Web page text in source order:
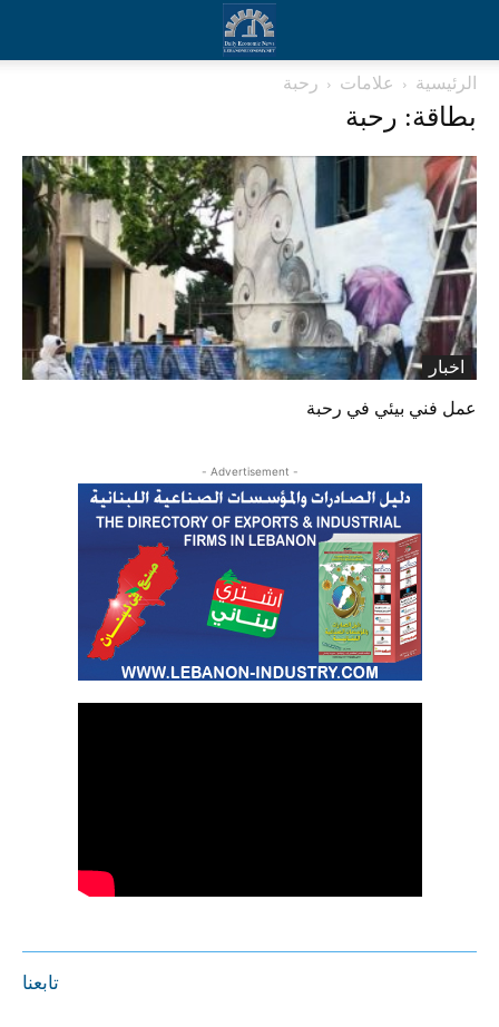
الرئيسية علامات رحبة
بطاقة: رحبة
اخبار
عمل فني بيئي في رحبة
- Advertisement -
تابعنا